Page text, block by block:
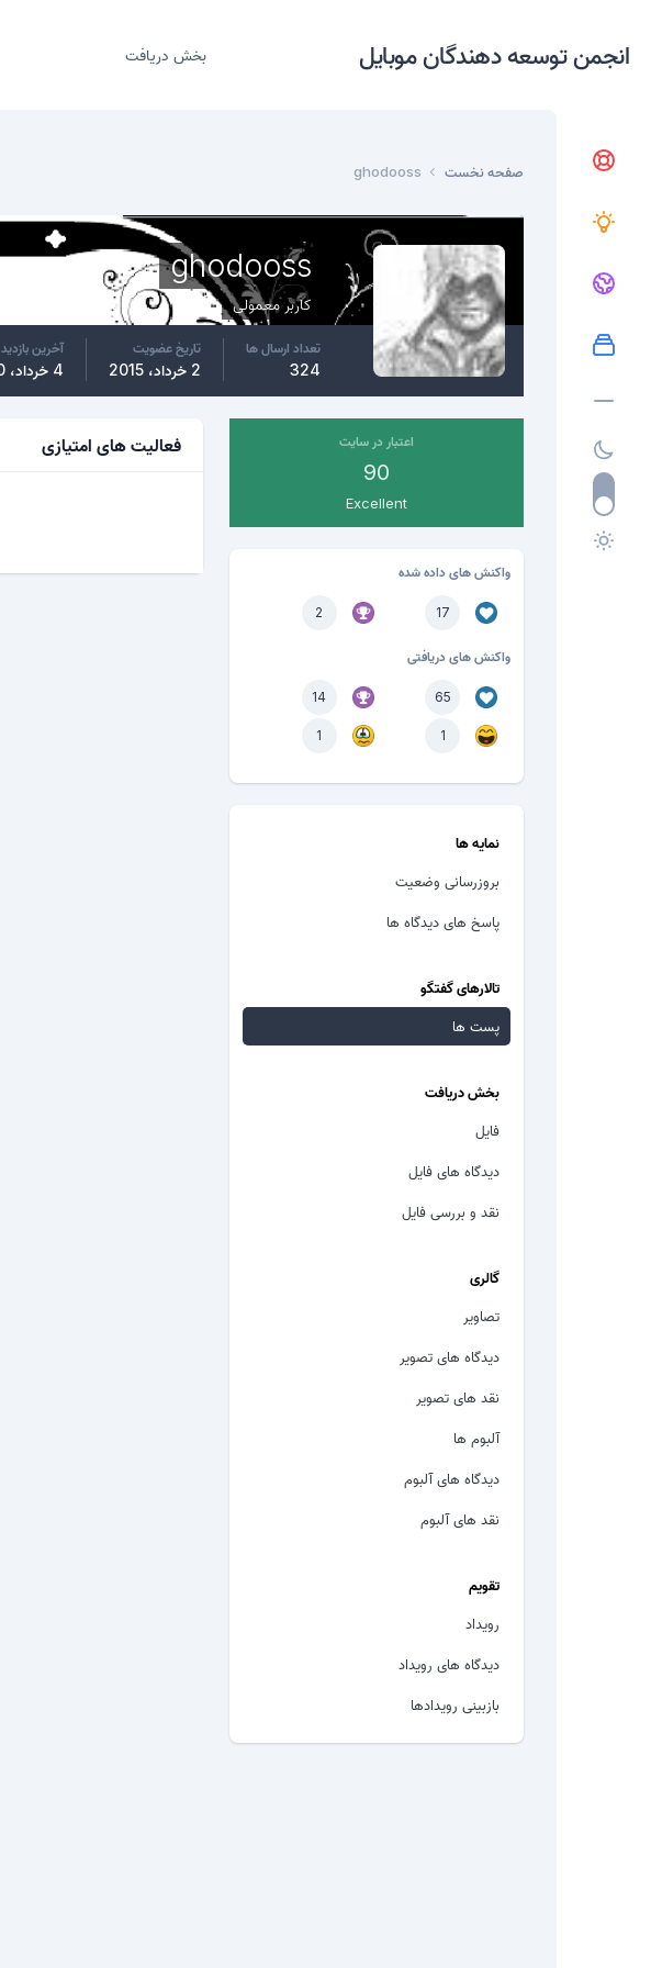
انجمن توسعه دهندگان موبایل بخش دریافت
صفحه نخست ghodooss
ghodooss
کاربر معمولی
تعداد ارسال ها
324
تاریخ عضویت
2 خرداد، 2015
آخرین بازدید
4 خرداد، 2020
اعتبار در سایت
90
Excellent
واکنش های داده شده
17
2
واکنش های دریافتی
65
14
1
1
نمایه ها
بروزرسانی وضعیت
پاسخ های دیدگاه ها
تالارهای گفتگو
پست ها
بخش دریافت
فایل
دیدگاه های فایل
نقد و بررسی فایل
گالری
تصاویر
دیدگاه های تصویر
نقد های تصویر
آلبوم ها
دیدگاه های آلبوم
نقد های آلبوم
تقویم
رویداد
دیدگاه های رویداد
بازبینی رویدادها
فعالیت های امتیازی